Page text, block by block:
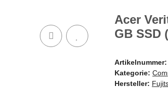
Acer
GB SSD
Artikelnummer:
Kategorie:
Hersteller: